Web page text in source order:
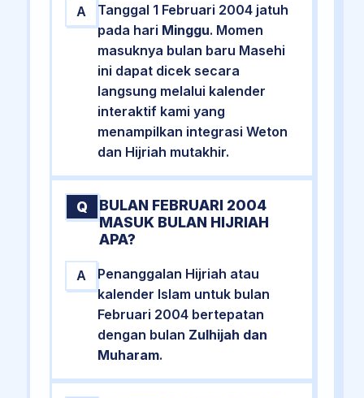
A
Tanggal 1 Februari 2004 jatuh
pada hari Minggu. Momen
masuknya bulan baru Masehi
ini dapat dicek secara
langsung melalui kalender
interaktif kami yang
menampilkan integrasi Weton
dan Hijriah mutakhir.
Q
BULAN FEBRUARI 2004
MASUK BULAN HIJRIAH
APA?
A
Penanggalan Hijriah atau
kalender Islam untuk bulan
Februari 2004 bertepatan
dengan bulan Zulhijah dan
Muharam.